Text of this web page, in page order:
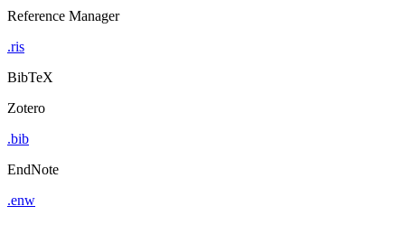
Reference Manager
.ris
BibTeX
Zotero
.bib
EndNote
.enw